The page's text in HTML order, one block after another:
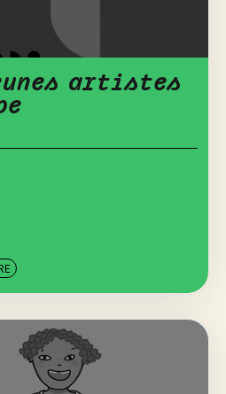
artistes